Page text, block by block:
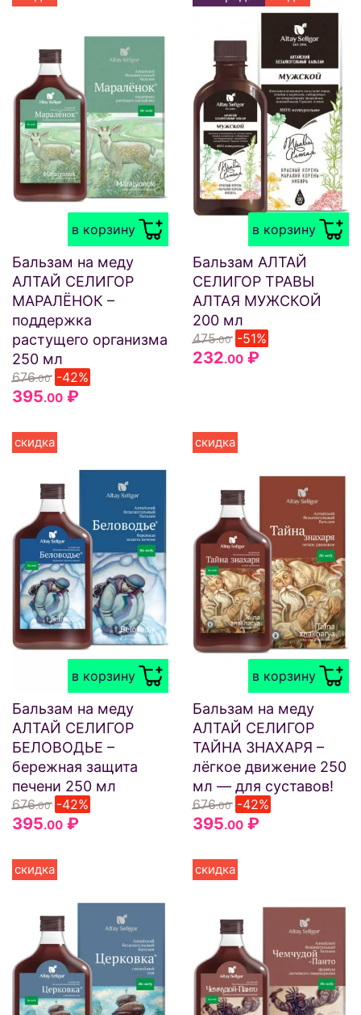
в корзину
Бальзам на меду
АЛТАЙ СЕЛИГОР
МАРАЛЁНОК –
поддержка
растущего организма
250 мл
676.00 -42%
395.00 ₽
в корзину
Бальзам АЛТАЙ
СЕЛИГОР ТРАВЫ
АЛТАЯ МУЖСКОЙ
200 мл
475.00 -51%
232.00 ₽
в корзину
скидка
Бальзам на меду
АЛТАЙ СЕЛИГОР
БЕЛОВОДЬЕ –
бережная защита
печени 250 мл
676.00 -42%
395.00 ₽
в корзину
скидка
Бальзам на меду
АЛТАЙ СЕЛИГОР
ТАЙНА ЗНАХАРЯ –
лёгкое движение 250
мл — для суставов!
676.00 -42%
395.00 ₽
скидка скидка